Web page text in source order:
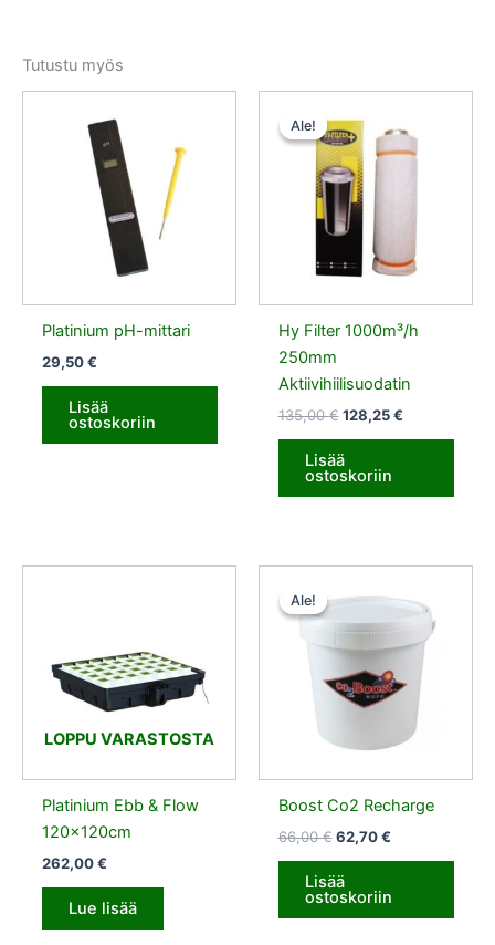
Tutustu myös
Platinium pH-mittari
29,50€
Lisää
ostoskoriin
Ale!
Ale!
Hy Filter 1000m³/h
250mm
Aktiivihiilisuodatin
135,00€
Alkuperäinen
hinta
oli:
135,00 €.
128,25€
Nykyinen
on:
128,25 €.
Lisää
ostoskoriin
LOPPU VARASTOSTA
Platinium Ebb & Flow
120x120cm
262,00€
Lue lisää
Ale!
Ale!
Boost Co2 Recharge
66,00€
66,00 €.
62,70€
on:
62,70 €.
Lisää
ostoskoriin